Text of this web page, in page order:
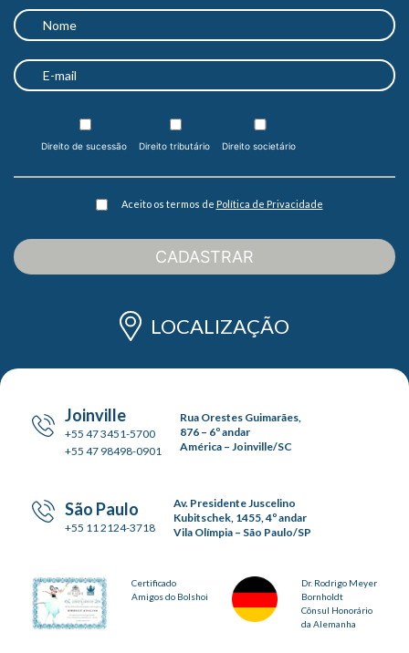
Direito de sucessão Direito tributário Direito societário
Aceito os termos de Política de Privacidade
CADASTRAR
LOCALIZAÇÃO
Joinville
+55 47 3451-5700
+55 47 98498-0901
Rua Orestes Guimarães,
876 – 6º andar
América – Joinville/SC
São Paulo
+55 11 2124-3718
Av. Presidente Juscelino
Kubitschek, 1455, 4º andar
Vila Olímpia – São Paulo/SP
Certificado
Amigos do Bolshoi
Dr. Rodrigo Meyer
Bornholdt
Cônsul Honorário
da Alemanha